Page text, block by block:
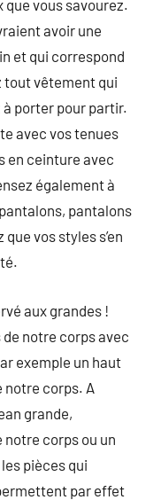
vous savourez.
avoir une
et qui correspond
tout vêtement qui
à porter pour partir.
avec vos tenues
en ceinture avec
également à
pantalons
vos styles s’en
aux grandes !
notre corps avec
exemple un haut
notre corps. A
grande,
corps ou un
pièces qui
par effet